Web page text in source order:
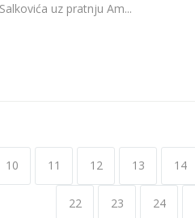
uz pratnju Am...
10 11 12 13 14
22 23 24